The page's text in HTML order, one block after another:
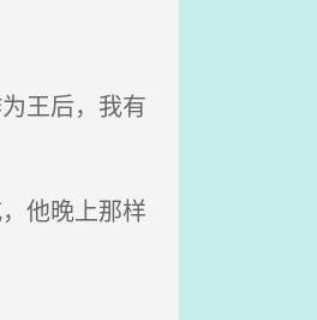
王后，我有
他晚上那样